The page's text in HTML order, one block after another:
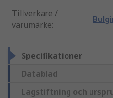
Tillverkare /
varumärke:
Specifikationer
Datablad
Lagstiftning och